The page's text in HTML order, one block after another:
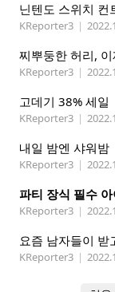
닌텐도 스위치 컨
KReporter3 |
찌뿌둥한 허리,
KReporter3 |
고데기 38% 세일
KReporter3 |
내일 밤엔 샤워밤
KReporter3 |
파티 장식 필수
KReporter3 |
요즘 남자들이 받
KReporter3 |